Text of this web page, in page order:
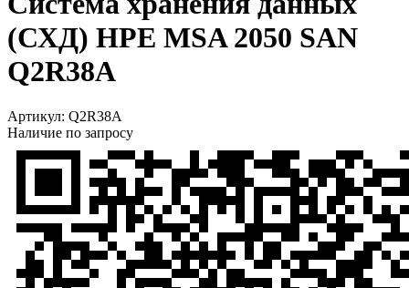
(СХД) HPE MSA 2050 SAN
Q2R38A
Артикул: Q2R38A
Наличие по запросу